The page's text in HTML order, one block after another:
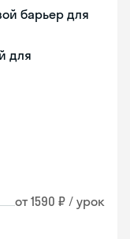
барьер для
для
от 1590 ₽ / урок